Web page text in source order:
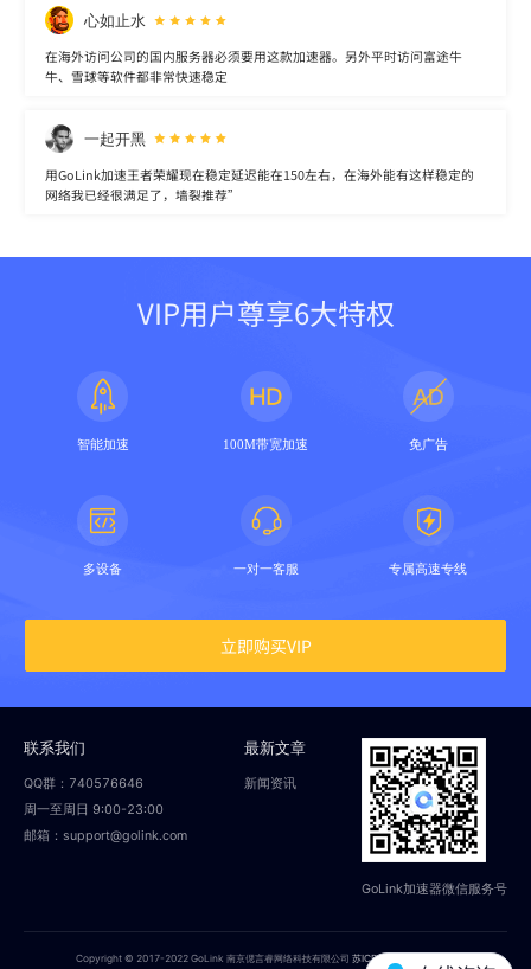
心如止水
在海外访问公司的国内服务器必须要用这款加速器。另外平时访问富途牛
牛、雪球等软件都非常快速稳定
一起开黑
用GoLink加速王者荣耀现在稳定延迟能在150左右，在海外能有这样稳定的
网络我已经很满足了，墙裂推荐”
VIP用户尊享6大特权
智能加速 100M带宽加速 免广告
多设备 一对一客服 专属高速专线
立即购买VIP
联系我们
QQ群：740576646
周一至周日 9:00-23:00
邮箱：support@golink.com
最新文章
新闻资讯
GoLink加速器微信服务号
Copyright © 2017-2022 GoLink 南京偲言睿网络科技有限公司苏ICP备18014251号-2